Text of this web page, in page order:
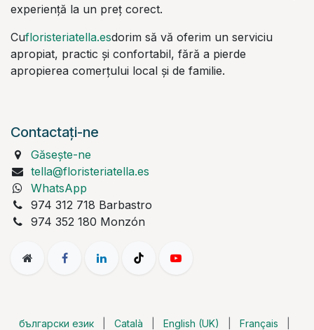
experiență la un preț corect.
Cufloristeriatella.esdorim să vă oferim un serviciu
apropiat, practic și confortabil, fără a pierde
apropierea comerțului local și de familie.
Contactați-ne
Găsește-ne
tella@floristeriatella.es
WhatsApp
974 312 718 Barbastro
974 352 180 Monzón
български език Català English (UK) Français